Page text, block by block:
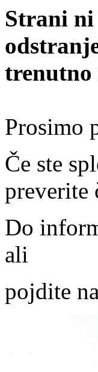
Strani ni
trenutno
Prosimo
Če ste
preverite
Do
ali
pojdite na